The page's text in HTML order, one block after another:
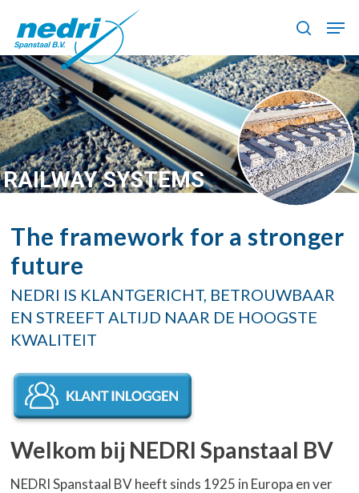
main
content
search
RAILWAY SYSTEMS
The framework for a stronger
future
NEDRI IS KLANTGERICHT, BETROUWBAAR
EN STREEFT ALTIJD NAAR DE HOOGSTE
KWALITEIT
Welkom bij NEDRI Spanstaal BV
NEDRI Spanstaal BV heeft sinds 1925 in Europa en ver